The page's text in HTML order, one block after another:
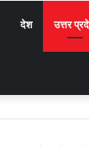
देश उत्तर